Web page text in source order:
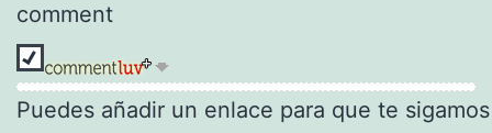
comment
Puedes añadir un enlace para que te